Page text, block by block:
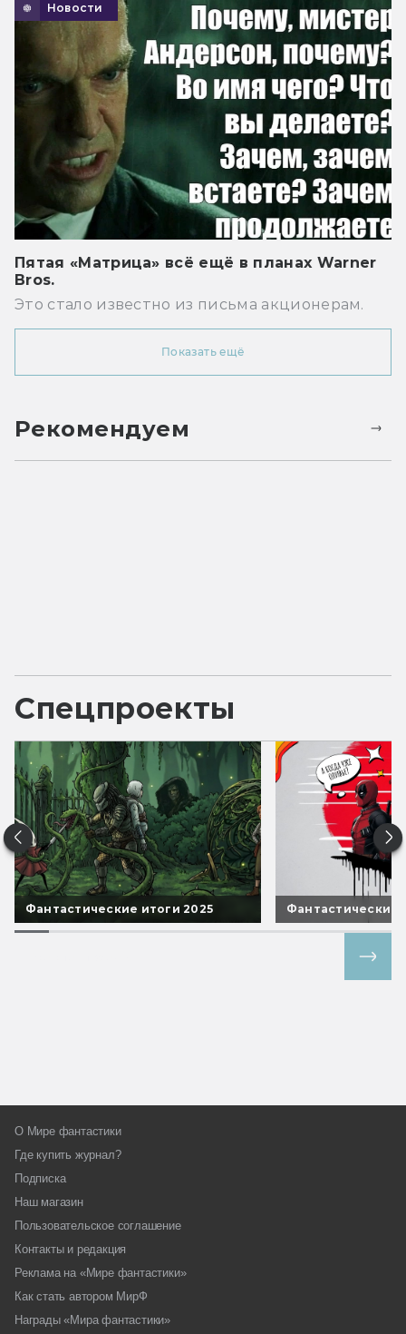
Новости
Пятая «Матрица» всё ещё в планах Warner
Bros.
Это стало известно из письма акционерам.
Показать ещё
Рекомендуем
Спецпроекты
Фантастические итоги 2025 Фантастические
О Мире фантастики
Где купить журнал?
Подписка
Наш магазин
Пользовательское соглашение
Контакты и редакция
Реклама на «Мире фантастики»
Как стать автором МирФ
Награды «Мира фантастики»